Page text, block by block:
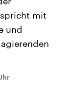
Ländern
Einfluss auf
Weltgeschehen.
mit
und